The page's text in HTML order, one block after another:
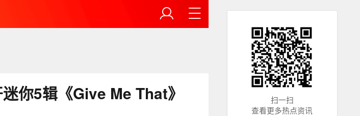
你5辑《Give Me That》
扫一扫
查看更多热点资讯